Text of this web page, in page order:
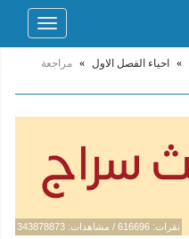
Toggle
» احياء الفصل الاول » مراجعة
نقرات: 616696 / مشاهدات: 343878873